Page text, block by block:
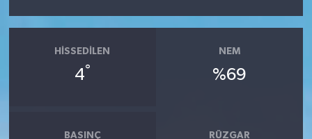
HISSEDILEN
4°
NEM
%69
BASINÇ RÜZGAR